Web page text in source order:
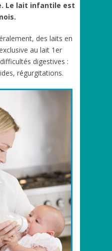
Le lait infantile est
des laits en
au lait 1er
digestives :
régurgitations.